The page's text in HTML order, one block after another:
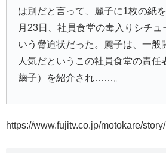
は別だと言って、麗子に1枚の紙
月23日、社員食堂の毒入りシチュ
いう脅迫状だった。麗子は、一般
人気だというこの社員食堂の責任
繭子）を紹介され……。
https://www.fujitv.co.jp/motokare/